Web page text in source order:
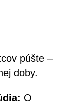
púšte –
doby.
O